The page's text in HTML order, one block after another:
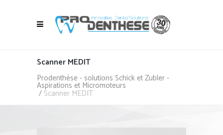
Scanner MEDIT
Prodenthèse - solutions Schick et Zubler -
Aspirations et Micromoteurs
/ Scanner MEDIT